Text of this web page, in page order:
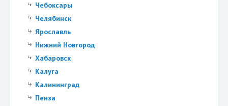
Чебоксары
Челябинск
Ярославль
Нижний Новгород
Хабаровск
Калуга
Калининград
Пенза